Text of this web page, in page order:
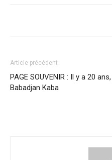
Article précédent
PAGE SOUVENIR : Il y a 20 ans,
Babadjan Kaba